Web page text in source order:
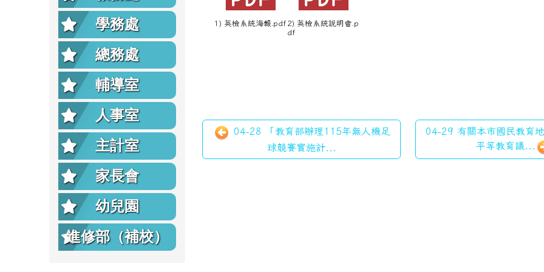
學務處
總務處
輔導室
人事室
主計室
家長會
幼兒園
進修部（補校）
1) 英檢系統海報.pdf 2) 英檢系統說明會.p
df
04-28 「教育部辦理115年無人機足
球競賽實施計...
04-29 有關本市國民教育
平等教育議...